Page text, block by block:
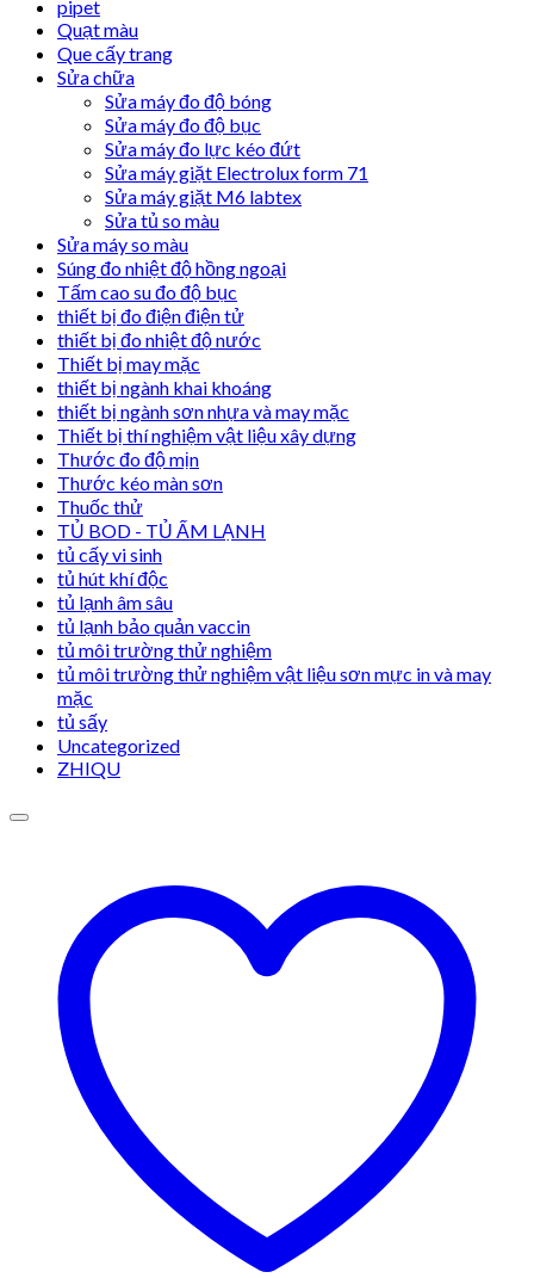
pipet
Quạt màu
Que cấy trang
Sửa chữa
Sửa máy đo độ bóng
Sửa máy đo độ bục
Sửa máy đo lực kéo đứt
Sửa máy giặt Electrolux form 71
Sửa máy giặt M6 labtex
Sửa tủ so màu
Sửa máy so màu
Súng đo nhiệt độ hồng ngoại
Tấm cao su đo độ bục
thiết bị đo điện điện tử
thiết bị đo nhiệt độ nước
Thiết bị may mặc
thiết bị ngành khai khoáng
thiết bị ngành sơn nhựa và may mặc
Thiết bị thí nghiệm vật liệu xây dựng
Thước đo độ mịn
Thước kéo màn sơn
Thuốc thử
TỦ BOD - TỦ ẤM LẠNH
tủ cấy vi sinh
tủ hút khí độc
tủ lạnh âm sâu
tủ lạnh bảo quản vaccin
tủ môi trường thử nghiệm
tủ môi trường thử nghiệm vật liệu sơn mực in và may
mặc
tủ sấy
Uncategorized
ZHIQU